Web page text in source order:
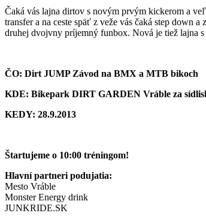
Čaká vás lajna dirtov s novým prvým kickerom a
transfer a na ceste späť z veže vás čaká step down
druhej dvojvny príjemný funbox. Nová je tiež lajna
ČO: Dirt JUMP Závod na BMX a MTB bikoch
KDE: Bikepark DIRT GARDEN Vráble za
KEDY: 28.9.2013
Štartujeme o 10:00 tréningom!
Hlavní partneri podujatia:
Mesto Vráble
Monster Energy drink
JUNKRIDE.SK